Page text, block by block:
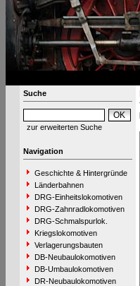
Suche
zur erweiterten Suche
Navigation
Geschichte & Hintergründe
Länderbahnen
DRG-Einheitslokomotiven
DRG-Zahnradlokomotiven
DRG-Schmalspurlok.
Kriegslokomotiven
Verlagerungsbauten
DB-Neubaulokomotiven
DB-Umbaulokomotiven
DR-Neubaulokomotiven